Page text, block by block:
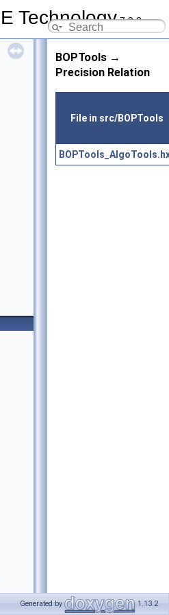
Technology7.9.0
BOPTools →
Precision Relation
File in src/BOPTools
Generated by 1.13.2